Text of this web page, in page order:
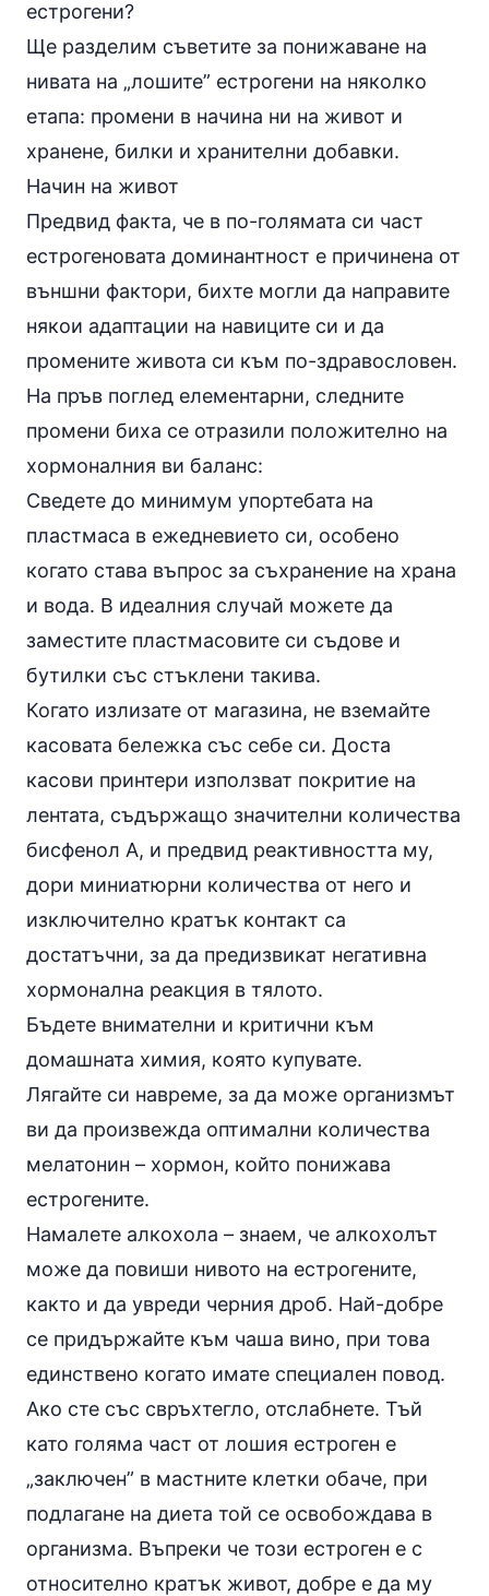
естрогени?
Ще разделим съветите за понижаване на
нивата на „лошите” естрогени на няколко
етапа: промени в начина ни на живот и
хранене, билки и хранителни добавки.
Начин на живот
Предвид факта, че в по-голямата си част
естрогеновата доминантност е причинена от
външни фактори, бихте могли да направите
някои адаптации на навиците си и да
промените живота си към по-здравословен.
На пръв поглед елементарни, следните
промени биха се отразили положително на
хормоналния ви баланс:
Сведете до минимум упортебата на
пластмаса в ежедневието си, особено
когато става въпрос за съхранение на храна
и вода. В идеалния случай можете да
заместите пластмасовите си съдове и
бутилки със стъклени такива.
Когато излизате от магазина, не вземайте
касовата бележка със себе си. Доста
касови принтери използват покритие на
лентата, съдържащо значителни количества
бисфенол А, и предвид реактивността му,
дори миниатюрни количества от него и
изключително кратък контакт са
достатъчни, за да предизвикат негативна
хормонална реакция в тялото.
Бъдете внимателни и критични към
домашната химия, която купувате.
Лягайте си навреме, за да може организмът
ви да произвежда оптимални количества
мелатонин – хормон, който понижава
естрогените.
Намалете алкохола – знаем, че алкохолът
може да повиши нивото на естрогените,
както и да увреди черния дроб. Най-добре
се придържайте към чаша вино, при това
единствено когато имате специален повод.
Ако сте със свръхтегло, отслабнете. Тъй
като голяма част от лошия естроген е
„заключен” в мастните клетки обаче, при
подлагане на диета той се освобождава в
организма. Въпреки че този естроген е с
относително кратък живот, добре е да му